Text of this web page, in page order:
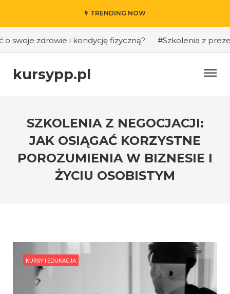
TRENDING NOW
zdrowie i kondycję fizyczną? #Szkolenia z
kursypp.pl
SZKOLENIA Z NEGOCJACJI:
JAK OSIĄGAĆ KORZYSTNE
POROZUMIENIA W BIZNESIE I
ŻYCIU OSOBISTYM
KURSY I EDUKACJA